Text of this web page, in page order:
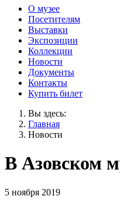
О музее
Посетителям
Выставки
Экспозиции
Коллекции
Новости
Документы
Контакты
Купить билет
Вы здесь:
Главная
Новости
В Азовском
5 ноября 2019